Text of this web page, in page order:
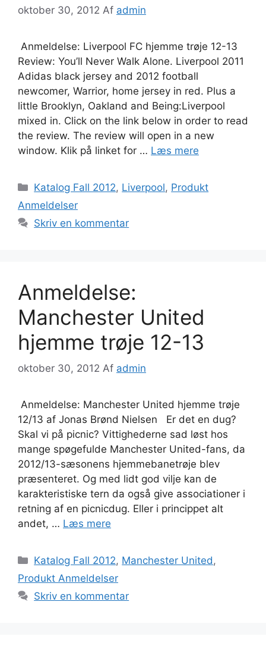
oktober 30, 2012 Af admin
Anmeldelse: Liverpool FC hjemme trøje 12-13
Review: You’ll Never Walk Alone. Liverpool 2011
Adidas black jersey and 2012 football
newcomer, Warrior, home jersey in red. Plus a
little Brooklyn, Oakland and Being:Liverpool
mixed in. Click on the link below in order to read
the review. The review will open in a new
window. Klik på linket for … Læs mere
Kategorier
Katalog Fall 2012, Liverpool, Produkt
Anmeldelser
Skriv en kommentar
Anmeldelse:
Manchester United
hjemme trøje 12-13
oktober 30, 2012 Af admin
Anmeldelse: Manchester United hjemme trøje
12/13 af Jonas Brønd Nielsen Er det en dug?
Skal vi på picnic? Vittighederne sad løst hos
mange spøgefulde Manchester United-fans, da
2012/13-sæsonens hjemmebanetrøje blev
præsenteret. Og med lidt god vilje kan de
karakteristiske tern da også give associationer i
retning af en picnicdug. Eller i princippet alt
andet, … Læs mere
Kategorier
Katalog Fall 2012, Manchester United,
Produkt Anmeldelser
Skriv en kommentar